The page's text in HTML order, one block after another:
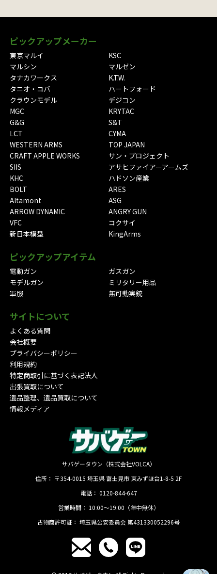
ピックアップメーカー
東京マルイ
KSC
マルシン
マルゼン
タナカワークス
K.T.W.
タニオ・コバ
ハートフォード
クラウンモデル
デジコン
MGC
KRYTAC
G&G
S&T
LCT
CYMA
WESTERN ARMS
TOP JAPAN
CRAFT APPLE WORKS
サン・プロジェクト
SIIS
アサヒファイアーアームズ
KHC
ハドソン産業
BOLT
ARES
Altamont
ASG
ARROW DYNAMIC
ANGRY GUN
VFC
コクサイ
新日本模型
KingArms
ピックアップアイテム
電動ガン
ガスガン
モデルガン
ミリタリー用品
軍服
無可動実銃
サイトについて
よくある質問
会社概要
プライバシーポリシー
利用規約
特定商取引に基づく表記法人
出張買取について
遺品整理、遺品買取について
情報メディア
サバゲータウン（株式会社VOLCA）
住所： 〒354-0015 埼玉県 富士見市 東みずほ台1-8-5 2F
電話： 0120-844-647
営業時間： 10:00〜19:00（年中無休）
古物商許可証： 埼玉県公安委員会 第431330052296号